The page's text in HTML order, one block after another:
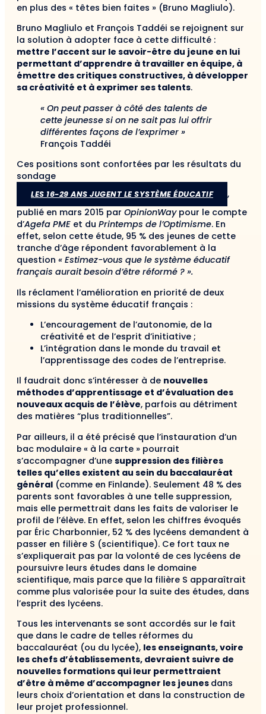
en plus des « têtes bien faites » (Bruno Magliulo).
Bruno Magliulo et François Taddéi se rejoignent sur
la solution à adopter face à cette difficulté :
mettre l’accent sur le savoir-être du jeune en lui
permettant d’apprendre à travailler en équipe, à
émettre des critiques constructives, à développer
sa créativité et à exprimer ses talents.
« On peut passer à côté des talents de
cette jeunesse si on ne sait pas lui offrir
différentes façons de l’exprimer »
François Taddéi
Ces positions sont confortées par les résultats du
sondage
LES 16-29 ANS JUGENT LE SYSTÈME ÉDUCATIF
,
publié en mars 2015 par OpinionWaypour le compte
d’Agefa PME et du Printemps de l’Optimisme. En
effet, selon cette étude, 95 % des jeunes de cette
tranche d’âge répondent favorablement à la
question « Estimez-vous que le système éducatif
français aurait besoin d’être réformé ? ».
Ils réclament l’amélioration en priorité de deux
missions du système éducatif français :
L’encouragement de l’autonomie, de la
créativité et de l’esprit d’initiative ;
L’intégration dans le monde du travail et
l’apprentissage des codes de l’entreprise.
Il faudrait donc s’intéresser à de nouvelles
méthodes d’apprentissage et d’évaluation des
nouveaux acquis de l’élève, parfois au détriment
des matières “plus traditionnelles”.
Par ailleurs, il a été précisé que l’instauration d’un
bac modulaire « à la carte » pourrait
s’accompagner d’une suppression des filières
telles qu’elles existent au sein du baccalauréat
général (comme en Finlande). Seulement 48 % des
parents sont favorables à une telle suppression,
mais elle permettrait dans les faits de valoriser le
profil de l’élève. En effet, selon les chiffres évoqués
par Éric Charbonnier, 52 % des lycéens demandent à
passer en filière S (scientifique). Ce fort taux ne
s’expliquerait pas par la volonté de ces lycéens de
poursuivre leurs études dans le domaine
scientifique, mais parce que la filière S apparaîtrait
comme plus valorisée pour la suite des études, dans
l’esprit des lycéens.
Tous les intervenants se sont accordés sur le fait
que dans le cadre de telles réformes du
baccalauréat (ou du lycée), les enseignants, voire
les chefs d’établissements, devraient suivre de
nouvelles formations qui leur permettraient
d’être à même d’accompagner les jeunes dans
leurs choix d’orientation et dans la construction de
leur projet professionnel.